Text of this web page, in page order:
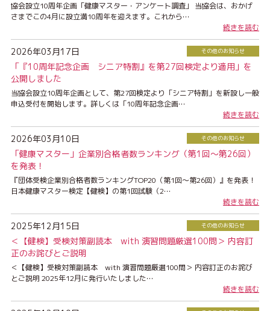
協会設立10周年企画「健康マスター・アンケート調査」 当協会は、おかげ
さまでこの4月に設立満10周年を迎えます。これから…
続きを読む
2026年03月17日 その他のお知らせ
「『10周年記念企画 シニア特割』を第27回検定より適用」を
公開しました
当協会設立10周年企画として、第27回検定より「シニア特割」を新設し一般
申込受付を開始します。詳しくは「10周年記念企画…
続きを読む
2026年03月10日 その他のお知らせ
「健康マスター」企業別合格者数ランキング（第1回〜第26回）
を発表！
『団体受検企業別合格者数ランキングTOP20（第1回～第26回）』を発表！
日本健康マスター検定【健検】の第1回試験（2…
続きを読む
2025年12月15日 その他のお知らせ
＜【健検】受検対策副読本 with 演習問題厳選100問＞ 内容訂
正のお詫びとご説明
＜【健検】受検対策副読本 with 演習問題厳選100問＞ 内容訂正のお詫び
とご説明 2025年12月に発行いたしました…
続きを読む